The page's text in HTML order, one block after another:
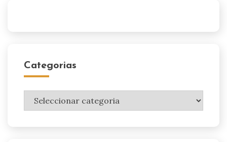
Categorias
Categorias